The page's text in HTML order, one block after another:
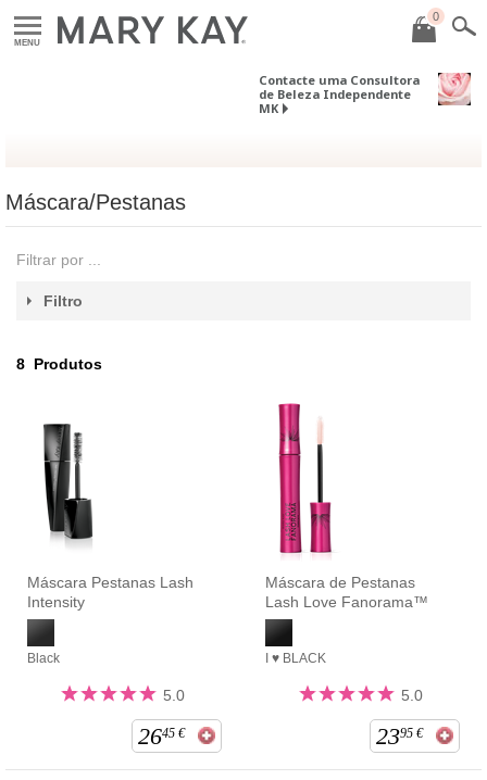
MENU
0
Contacte uma Consultora
de Beleza Independente
MK
Máscara/Pestanas
Filtrar por ...
Filtro
8 Produtos
Máscara Pestanas Lash
Intensity
Black
5.0
2645 €
Máscara de Pestanas
Lash Love Fanorama™
I ♥ BLACK
5.0
2395 €